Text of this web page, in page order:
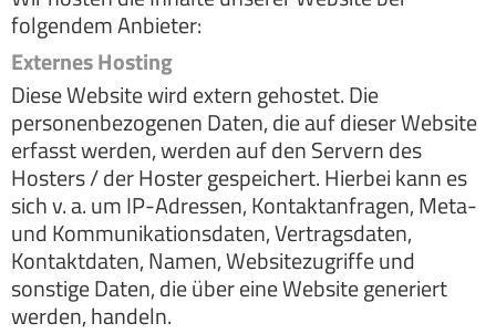
folgendem Anbieter:
Externes Hosting
Diese Website wird extern gehostet. Die
personenbezogenen Daten, die auf dieser Website
erfasst werden, werden auf den Servern des
Hosters / der Hoster gespeichert. Hierbei kann es
sich v. a. um IP-Adressen, Kontaktanfragen, Meta-
und Kommunikationsdaten, Vertragsdaten,
Kontaktdaten, Namen, Websitezugriffe und
sonstige Daten, die über eine Website generiert
werden, handeln.